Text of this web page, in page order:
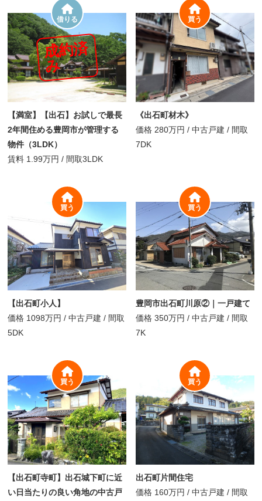
成
約
済
み
【満室】【出石】お試しで最長
2年間住める豊岡市が管理する
物件（3LDK）
賃料 1.99万円 / 間取3LDK
借りる
《出石町材木》
価格 280万円 / 中古戸建 / 間取
7DK
買う
【出石町小人】
価格 1098万円 / 中古戸建 / 間取
5DK
買う
豊岡市出石町川原②｜一戸建て
価格 350万円 / 中古戸建 / 間取
7K
買う
【出石町寺町】出石城下町に近
い日当たりの良い角地の中古戸
買う
出石町片間住宅
価格 160万円 / 中古戸建 / 間取
買う